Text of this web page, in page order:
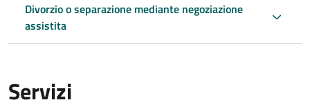
Divorzio o separazione mediante negoziazione
assistita
Servizi